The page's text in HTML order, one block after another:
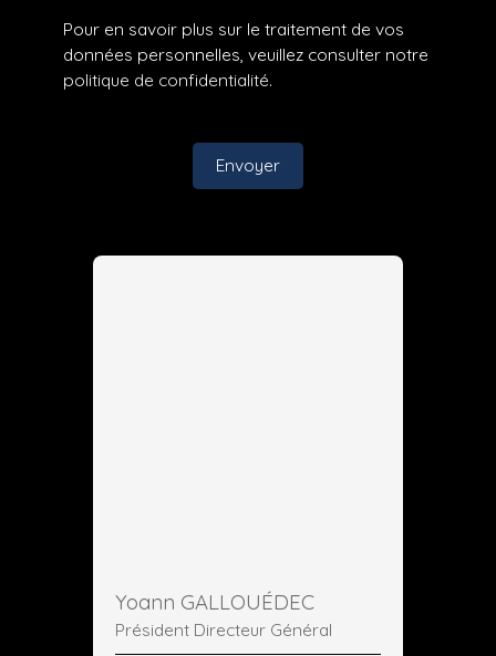
Pour en savoir plus sur le traitement de vos
données personnelles, veuillez consulter notre
politique de confidentialité.
Envoyer
Yoann GALLOUÉDEC
Président Directeur Général